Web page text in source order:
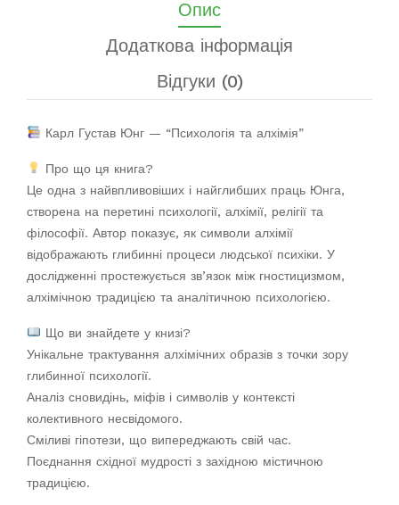
Опис
Додаткова інформація
Відгуки (0)
Карл Густав Юнг — “Психологія та алхімія”
Про що ця книга?
Це одна з найвпливовіших і найглибших праць Юнга,
створена на перетині психології, алхімії, релігії та
філософії. Автор показує, як символи алхімії
відображають глибинні процеси людської психіки. У
дослідженні простежується зв’язок між гностицизмом,
алхімічною традицією та аналітичною психологією.
Що ви знайдете у книзі?
Унікальне трактування алхімічних образів з точки зору
глибинної психології.
Аналіз сновидінь, міфів і символів у контексті
колективного несвідомого.
Сміливі гіпотези, що випереджають свій час.
Поєднання східної мудрості з західною містичною
традицією.